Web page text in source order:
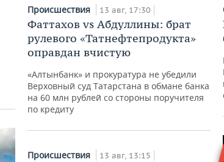
Происшествия 13 авг, 17:30
Фаттахов vs Абдуллины: брат
рулевого «Татнефтепродукта»
оправдан вчистую
«Алтынбанк» и прокуратура не убедили
Верховный суд Татарстана в обмане банка
на 60 млн рублей со стороны поручителя
по кредиту
Происшествия 13 авг, 13:15